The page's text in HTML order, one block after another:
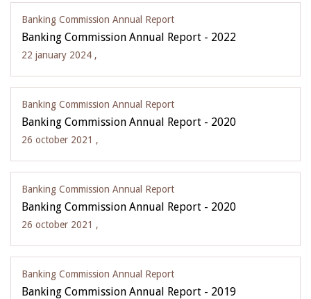
Banking Commission Annual Report
Banking Commission Annual Report - 2022
22 january 2024 ,
Banking Commission Annual Report
Banking Commission Annual Report - 2020
26 october 2021 ,
Banking Commission Annual Report
Banking Commission Annual Report - 2020
26 october 2021 ,
Banking Commission Annual Report
Banking Commission Annual Report - 2019